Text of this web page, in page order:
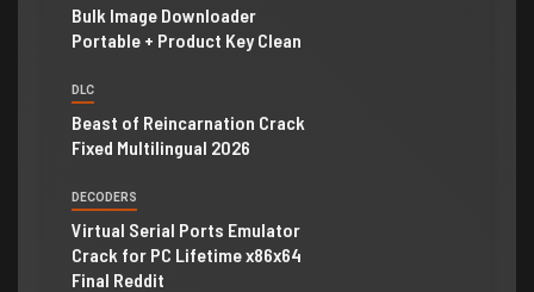
Bulk Image Downloader
Portable + Product Key Clean
DLC
Beast of Reincarnation Crack
Fixed Multilingual 2026
DECODERS
Virtual Serial Ports Emulator
Crack for PC Lifetime x86x64
Final Reddit